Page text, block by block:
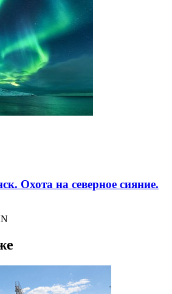
Охота на северное сияние.